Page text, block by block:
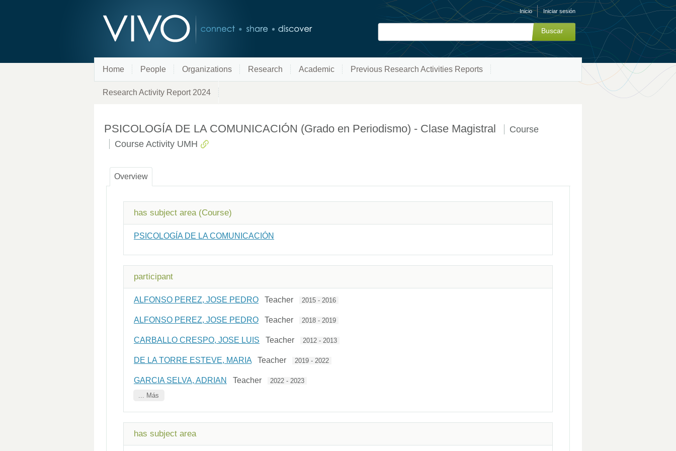
Inicio Iniciar sesión
Home People Organizations Research Academic Previous Research Activities Reports
Research Activity Report 2024
PSICOLOGÍA DE LA COMUNICACIÓN (Grado en Periodismo) - Clase Magistral
Course
Course Activity UMH
Overview
has subject area (Course)
PSICOLOGÍA DE LA COMUNICACIÓN
participant
ALFONSO PEREZ, JOSE PEDRO Teacher 2015 - 2016
ALFONSO PEREZ, JOSE PEDRO Teacher 2018 - 2019
CARBALLO CRESPO, JOSE LUIS Teacher 2012 - 2013
DE LA TORRE ESTEVE, MARIA Teacher 2019 - 2022
GARCIA SELVA, ADRIAN Teacher
2022 - 2023
... Más
has subject area